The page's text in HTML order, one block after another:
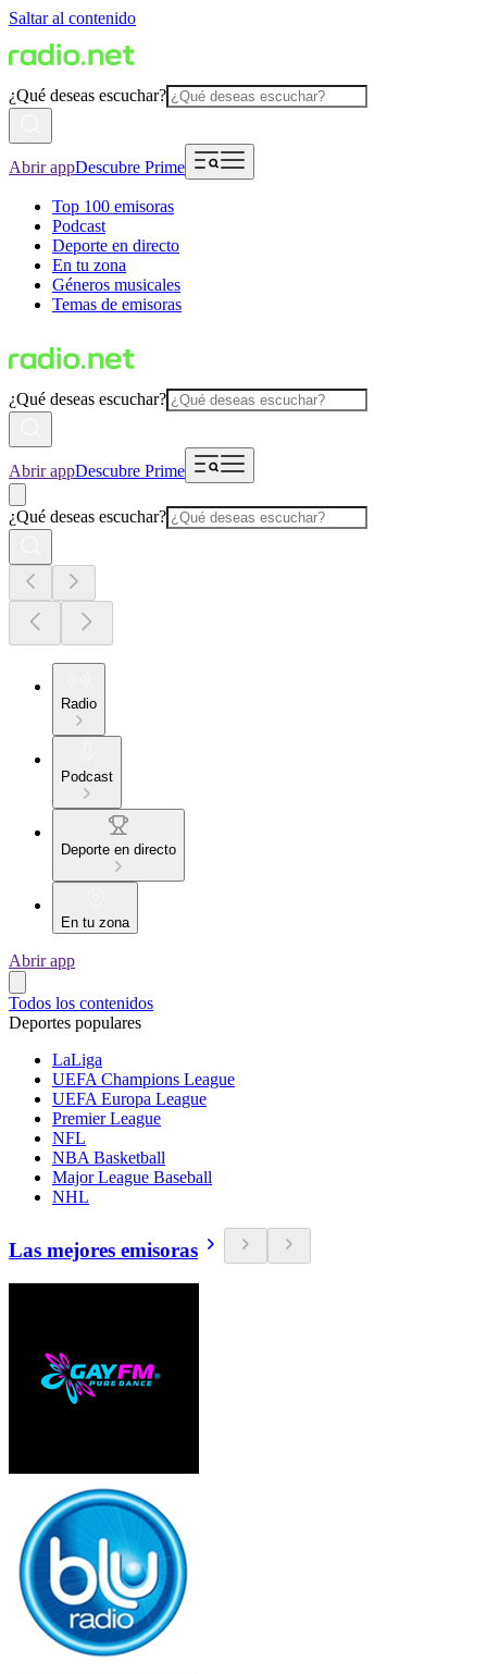
Saltar al contenido
¿Qué deseas escuchar?
Abrir appDescubre Prime
Top 100 emisoras
Podcast
Deporte en directo
En tu zona
Géneros musicales
Temas de emisoras
¿Qué deseas escuchar?
Abrir appDescubre Prime
¿Qué deseas escuchar?
Radio
Podcast
Deporte en directo
En tu zona
Abrir app
Todos los contenidos
Deportes populares
LaLiga
UEFA Champions League
UEFA Europa League
Premier League
NFL
NBA Basketball
Major League Baseball
NHL
Las mejores emisoras